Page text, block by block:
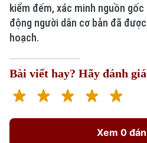
kiểm đếm, xác minh nguồn
động người dân cơ bản đã
hoạch.
Bài viết hay? Hãy đánh
Xem 0